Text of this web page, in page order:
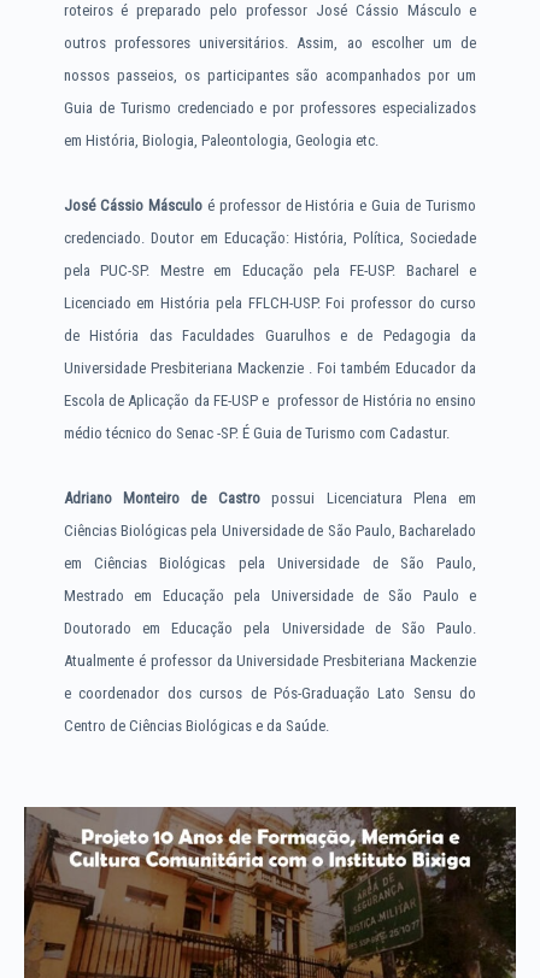
roteiros é preparado pelo professor José Cássio Másculo e
outros professores universitários. Assim, ao escolher um de
nossos passeios, os participantes são acompanhados por um
Guia de Turismo credenciado e por professores especializados
em História, Biologia, Paleontologia, Geologia etc.
José Cássio Másculo é professor de História e Guia de Turismo
credenciado. Doutor em Educação: História, Política, Sociedade
pela PUC-SP. Mestre em Educação pela FE-USP. Bacharel e
Licenciado em História pela FFLCH-USP. Foi professor do curso
de História das Faculdades Guarulhos e de Pedagogia da
Universidade Presbiteriana Mackenzie . Foi também Educador da
Escola de Aplicação da FE-USP e professor de História no ensino
médio técnico do Senac -SP. É Guia de Turismo com Cadastur.
Adriano Monteiro de Castropossui Licenciatura Plena em
Ciências Biológicas pela Universidade de São Paulo, Bacharelado
em Ciências Biológicas pela Universidade de São Paulo,
Mestrado em Educação pela Universidade de São Paulo e
Doutorado em Educação pela Universidade de São Paulo.
Atualmente é professor da Universidade Presbiteriana Mackenzie
e coordenador dos cursos de Pós-Graduação Lato Sensu do
Centro de Ciências Biológicas e da Saúde.